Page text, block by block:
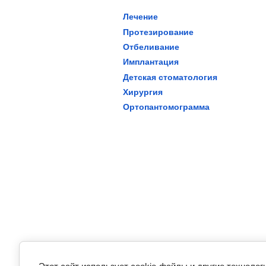
Лечение
Протезирование
Отбеливание
Имплантация
Детская стоматология
Хирургия
Ортопантомограмма